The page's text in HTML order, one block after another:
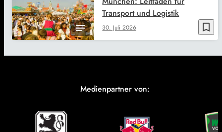
bookmark_border
30. Juli 2026
Transport und Logistik
Medienpartner von: